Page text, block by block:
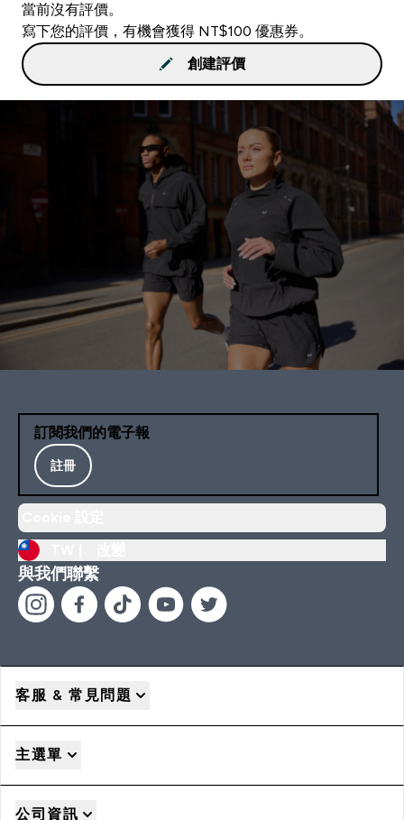
當前沒有評價。
寫下您的評價，有機會獲得 NT$100 優惠券。
創建評價
訂閱我們的電子報
註冊
與我們聯繫
客服 & 常見問題
主選單
公司資訊